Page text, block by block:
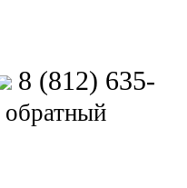
8 (812) 635-
обратный